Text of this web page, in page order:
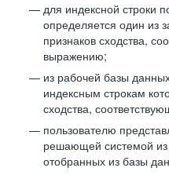
для индексной строки
определяется один из
признаков сходства,
выражению;
из рабочей базы
индексным строкам
сходства,
пользователю
решающей системой из
отобранных из базы